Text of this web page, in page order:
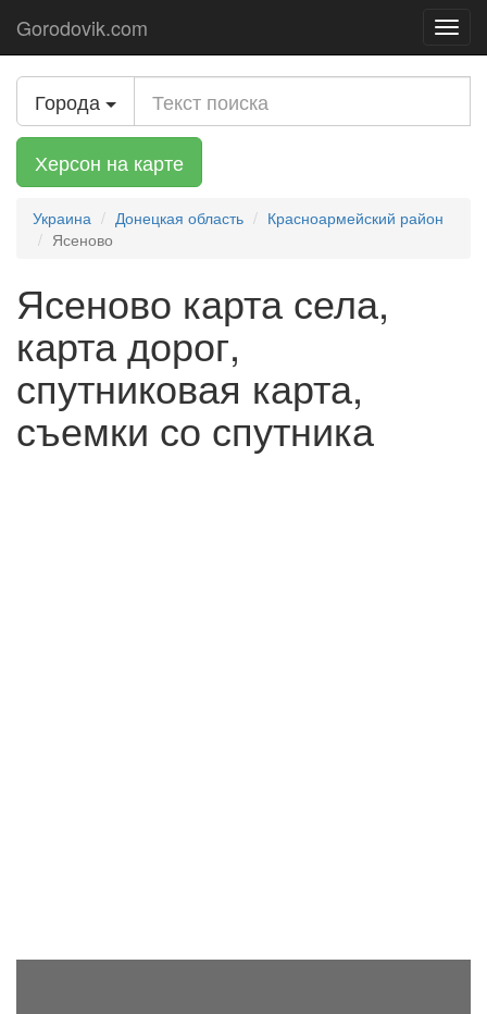
Gorodovik.com
Города
Херсон на карте
Украина Донецкая область
Красноармейский район
Ясеново
Ясеново карта села,
карта дорог,
спутниковая карта,
съемки со спутника